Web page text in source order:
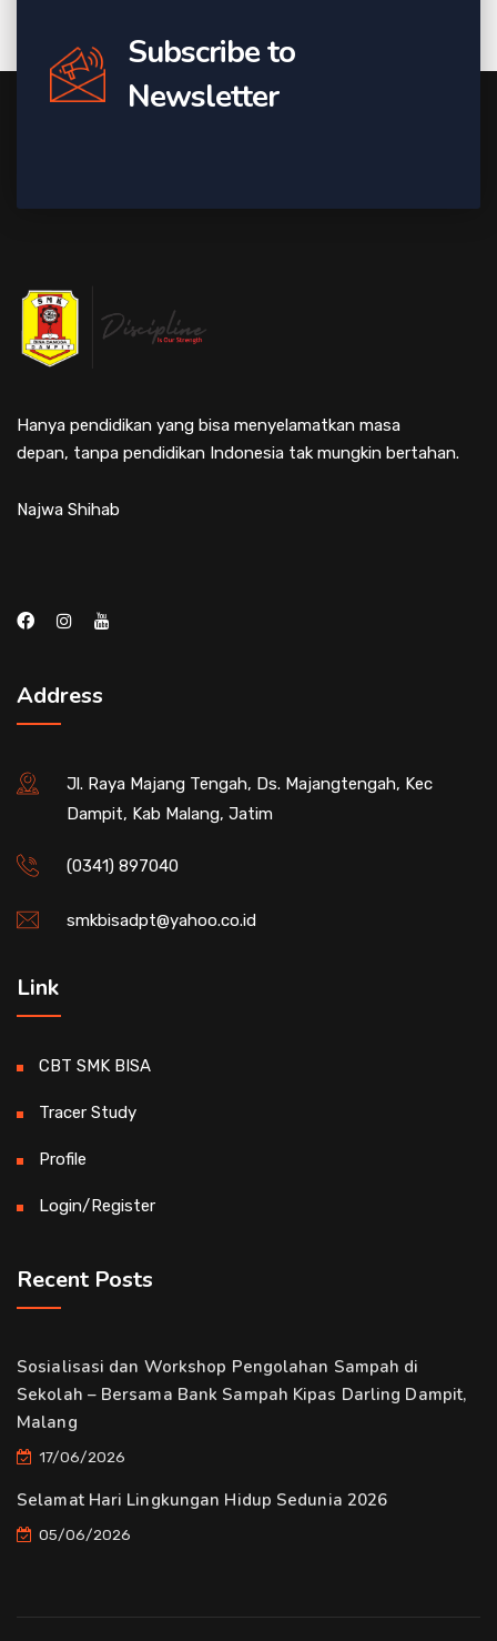
Subscribe to
Newsletter
Hanya pendidikan yang bisa menyelamatkan masa
depan, tanpa pendidikan Indonesia tak mungkin bertahan.
Najwa Shihab
Address
Jl. Raya Majang Tengah, Ds. Majangtengah, Kec
Dampit, Kab Malang, Jatim
(0341) 897040
smkbisadpt@yahoo.co.id
Link
CBT SMK BISA
Tracer Study
Profile
Login/Register
Recent Posts
Sosialisasi dan Workshop Pengolahan Sampah di
Sekolah – Bersama Bank Sampah Kipas Darling Dampit,
Malang
17/06/2026
Selamat Hari Lingkungan Hidup Sedunia 2026
05/06/2026